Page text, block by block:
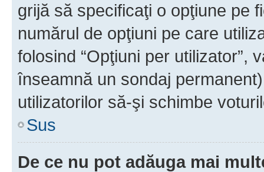
grijă să specificaţi o opţiune pe
numărul de opţiuni pe care
folosind “Opţiuni per utilizator”,
înseamnă un sondaj
utilizatorilor să-şi schimbe
Sus
De ce nu pot adăuga mai